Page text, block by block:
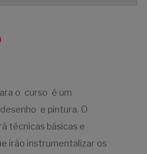
o curso é um
e pintura. O
técnicas básicas e
irão instrumentalizar os